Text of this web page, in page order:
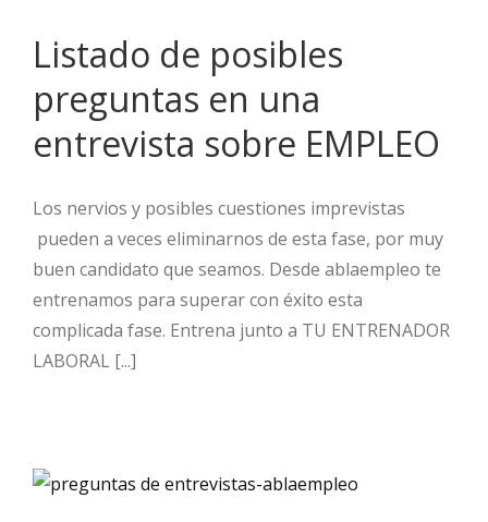
Listado de posibles
preguntas en una
entrevista sobre EMPLEO
Los nervios y posibles cuestiones imprevistas
pueden a veces eliminarnos de esta fase, por muy
buen candidato que seamos. Desde ablaempleo te
entrenamos para superar con éxito esta
complicada fase. Entrena junto a TU ENTRENADOR
LABORAL [...]